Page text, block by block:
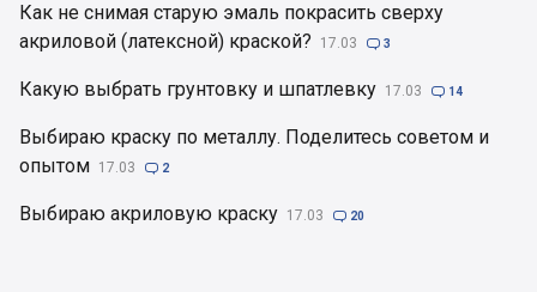
Как не снимая старую эмаль покрасить сверху
акриловой (латексной) краской?
17.03  3
Какую выбрать грунтовку и шпатлевку 17.03  14
Выбираю краску по металлу. Поделитесь советом и
опытом 17.03  2
Выбираю акриловую краску 17.03  20